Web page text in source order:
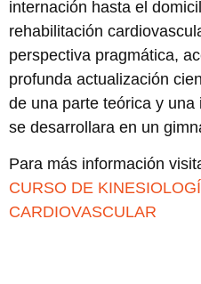
internación hasta el
rehabilitación
perspectiva pragmática,
profunda actualización
de una parte teórica y
se desarrollara en un
Para más información
CURSO DE
CARDIOVASCULAR